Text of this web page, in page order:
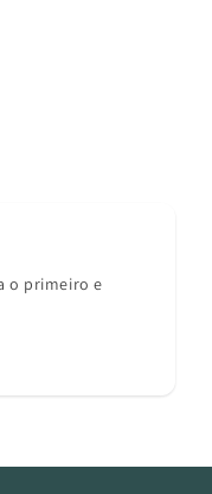
o primeiro e